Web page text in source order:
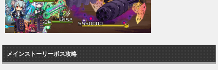
メインストーリーボス攻略